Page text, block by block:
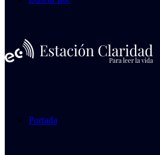
Portada